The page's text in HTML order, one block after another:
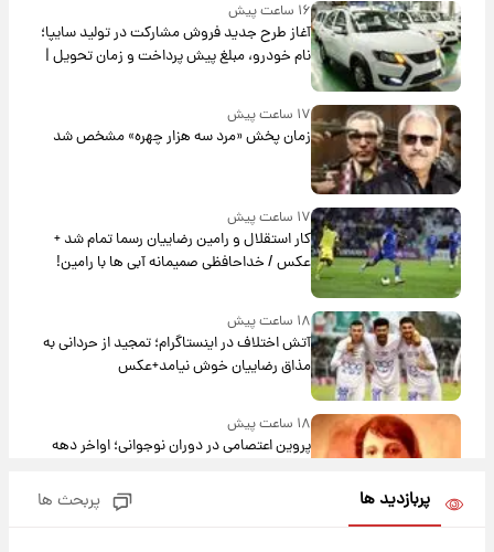
۱۶ ساعت پیش
آغاز طرح جدید فروش مشارکت در تولید سایپا؛
نام خودرو، مبلغ پیش پرداخت و زمان تحویل |
سود مشارکت چند درصد است؟
۱۷ ساعت پیش
زمان پخش «مرد سه هزار چهره» مشخص شد
۱۷ ساعت پیش
کار استقلال و رامین رضاییان رسما تمام شد +
عکس / خداحافظی صمیمانه آبی ها با رامین!
۱۸ ساعت پیش
آتش اختلاف در اینستاگرام؛ تمجید از حردانی به
مذاق رضاییان خوش نیامد+عکس
۱۸ ساعت پیش
پروین اعتصامی در دوران نوجوانی؛ اواخر دهه
پربازدید ها پربحث ها